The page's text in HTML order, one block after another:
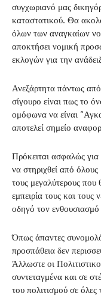
συγχωριανό μας
καταστατικού. Θα
όλων των αναγκαίων
αποκτήσει νομική
εκλογών για την
Ανεξάρτητα πάντως από
σίγουρο είναι πως το
ομόφωνα να είναι
αποτελεί σημείο
Πρόκειται ασφαλώς για
να στηριχθεί από
τους μεγαλύτερους που
εμπειρία τους και
οδηγό τον
Όπως άπαντες
προσπάθεια δεν
Άλλωστε οι
συντεταγμένα και σε
του πολιτισμού σε